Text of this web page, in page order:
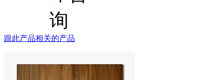
跟此产品相关的产品